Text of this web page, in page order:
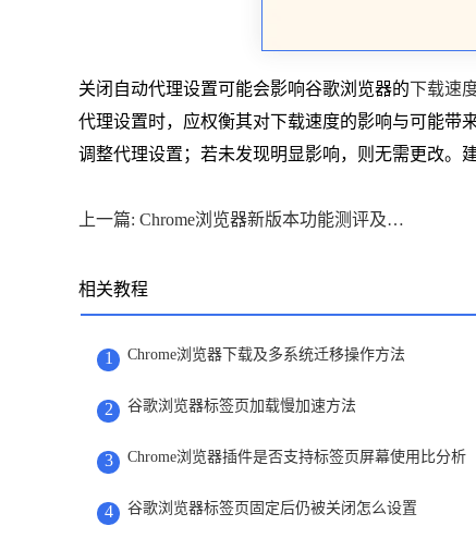
关闭自动代理设置可能会影响谷歌浏览器的下载速
代理设置时，应权衡其对下载速度的影响与可能带
调整代理设置；若未发现明显影响，则无需更改。
上一篇: Chrome浏览器新版本功能测评及实用建议
相关教程
1 Chrome浏览器下载及多系统迁移操作方法
2 谷歌浏览器标签页加载慢加速方法
3 Chrome浏览器插件是否支持标签页屏幕使用比分析
4 谷歌浏览器标签页固定后仍被关闭怎么设置